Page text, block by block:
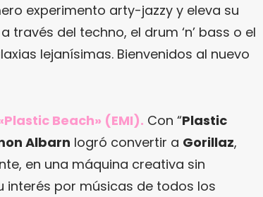
experimento arty-jazzy y eleva su
del techno, el drum ‘n’ bass o el
lejanísimas. Bienvenidos al nuevo
Beach» (EMI). Con “Plastic
Albarn logró convertir a Gorillaz,
en una máquina creativa sin
interés por músicas de todos los